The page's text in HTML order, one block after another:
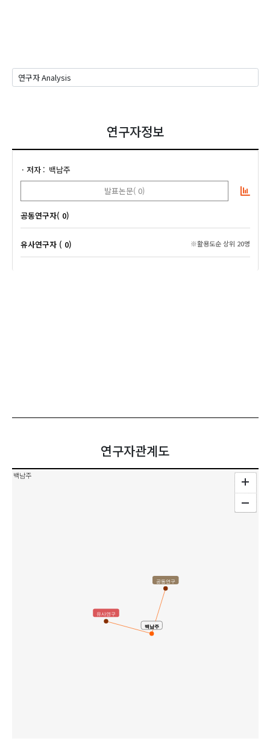
연구자정보
저자
백남주
발표논문( 0)
공동연구자( 0)
유사연구자 ( 0) ※활용도순 상위 20명
연구자관계도
백남주
백남주
공동연구
유사연구